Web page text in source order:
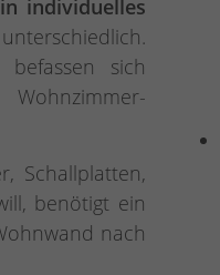
individuelles
sich
Schallplatten,
benötigt ein
nach